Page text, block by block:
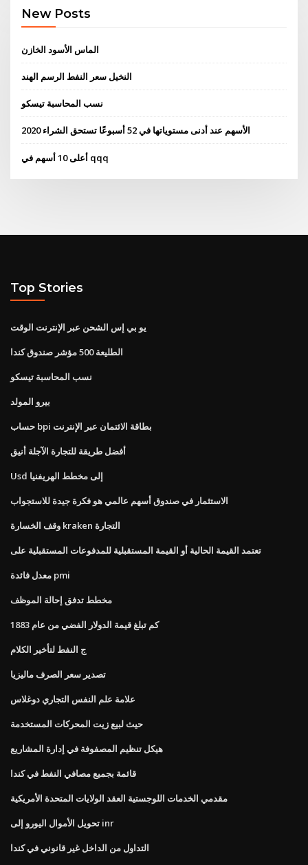
New Posts
الماس الأسود الخازن
النخيل سعر النفط الرسم الهند
نسب المحاسبة تيسكو
الأسهم عند أدنى مستوياتها في 52 أسبوعًا تستحق الشراء 2020
أعلى 10 أسهم في qqq
Top Stories
يو بي إس الشحن عبر الإنترنت الوقت
الطليعة 500 مؤشر صندوق كندا
نسب المحاسبة تيسكو
بيرو المولد
حساب bpi بطاقة الائتمان عبر الإنترنت
أفضل طريقة للتجارة الآجلة أنيق
Usd إلى مخطط الهريفنيا
الاستثمار في صندوق أسهم عالمي هو فكرة جيدة للاستجواب
وقف الخسارة kraken التجارة
تعتمد القيمة الحالية أو القيمة المستقبلية للمدفوعات المستقبلية على
معدل فائدة pmi
مخطط تدفق إحالة الموظف
كم تبلغ قيمة الدولار الفضي من عام 1883
ج النفط لتأخير الكلام
تصدير سعر الصرف ماليزيا
علامة علم النفس التجاري دوغلاس
حيث لبيع زيت المحركات المستخدمة
هيكل تنظيم المصفوفة في إدارة المشاريع
قائمة بجميع مصافي النفط في كندا
مقدمي الخدمات اللوجستية العقد الولايات المتحدة الأمريكية
تحويل الأموال اليورو إلى inr
التداول من الداخل غير قانوني في كندا